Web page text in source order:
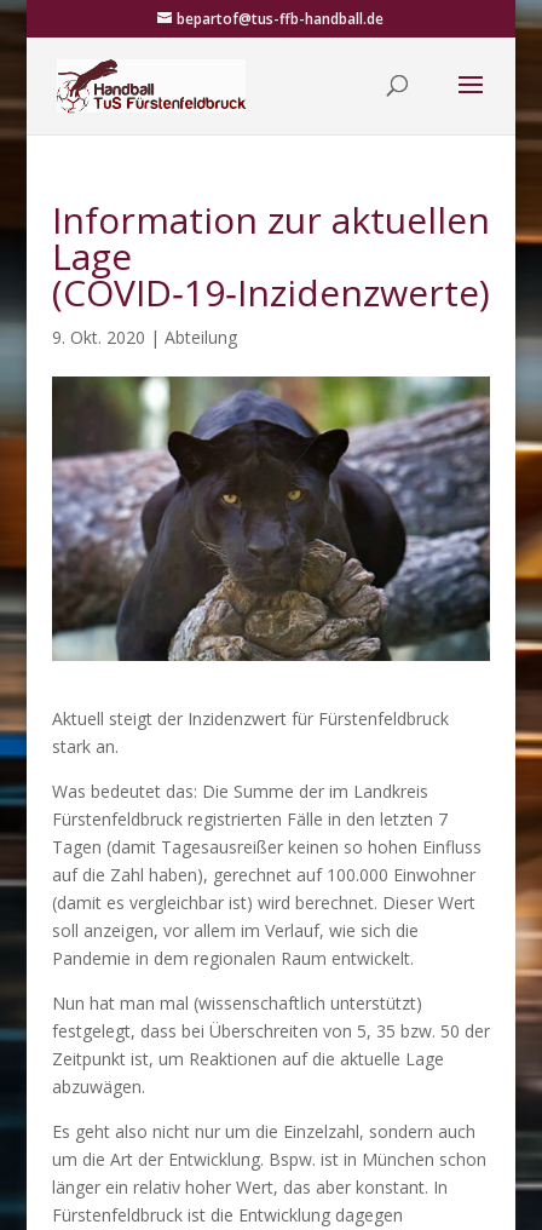
bepartof@tus-ffb-handball.de
Information zur aktuellen
Lage
(COVID‑19‑Inzidenzwerte)
9. Okt. 2020 | Abteilung
Aktuell steigt der Inzidenzwert für Fürstenfeldbruck
stark an.
Was bedeutet das: Die Summe der im Landkreis
Fürstenfeldbruck registrierten Fälle in den letzten 7
Tagen (damit Tagesausreißer keinen so hohen Einfluss
auf die Zahl haben), gerechnet auf 100.000 Einwohner
(damit es vergleichbar ist) wird berechnet. Dieser Wert
soll anzeigen, vor allem im Verlauf, wie sich die
Pandemie in dem regionalen Raum entwickelt.
Nun hat man mal (wissenschaftlich unterstützt)
festgelegt, dass bei Überschreiten von 5, 35 bzw. 50 der
Zeitpunkt ist, um Reaktionen auf die aktuelle Lage
abzuwägen.
Es geht also nicht nur um die Einzelzahl, sondern auch
um die Art der Entwicklung. Bspw. ist in München schon
länger ein relativ hoher Wert, das aber konstant. In
Fürstenfeldbruck ist die Entwicklung dagegen